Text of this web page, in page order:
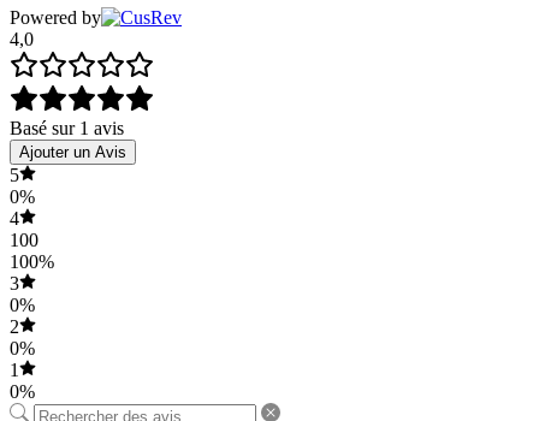
Powered by
4,0
Basé sur 1 avis
Ajouter un Avis
5
0%
4
100
100%
3
0%
2
0%
1
0%